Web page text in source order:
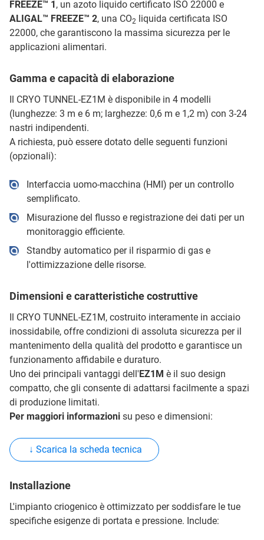
FREEZE™ 1, un azoto liquido certificato ISO 22000 e
ALIGAL™ FREEZE™ 2, una CO2 liquida certificata ISO
22000, che garantiscono la massima sicurezza per le
applicazioni alimentari.
Gamma e capacità di elaborazione
Il CRYO TUNNEL-EZ1M è disponibile in 4 modelli
(lunghezze: 3 m e 6 m; larghezze: 0,6 m e 1,2 m) con 3-24
nastri indipendenti.
A richiesta, può essere dotato delle seguenti funzioni
(opzionali):
Interfaccia uomo-macchina (HMI) per un controllo
semplificato.
Misurazione del flusso e registrazione dei dati per un
monitoraggio efficiente.
Standby automatico per il risparmio di gas e
l'ottimizzazione delle risorse.
Dimensioni e caratteristiche costruttive
Il CRYO TUNNEL-EZ1M, costruito interamente in acciaio
inossidabile, offre condizioni di assoluta sicurezza per il
mantenimento della qualità del prodotto e garantisce un
funzionamento affidabile e duraturo.
Uno dei principali vantaggi dell'EZ1M è il suo design
compatto, che gli consente di adattarsi facilmente a spazi
di produzione limitati.
Per maggiori informazioni su peso e dimensioni:
↓ Scarica la scheda tecnica
Installazione
L'impianto criogenico è ottimizzato per soddisfare le tue
specifiche esigenze di portata e pressione. Include: